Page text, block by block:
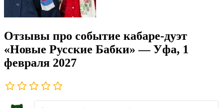
Отзывы про событие кабаре-дуэт
«Новые Русские Бабки» — Уфа, 1
февраля 2027